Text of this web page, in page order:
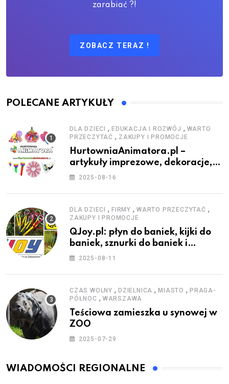
zarabiać ?!
ZOBACZ TERAZ !
POLECANE ARTYKUŁY
DLA DZIECI , EDUKACJA I ROZWÓJ , WARTO
PRZECZYTAĆ , ZAKUPY I PROMOCJE
HurtowniaAnimatora.pl –
artykuły imprezowe, dekoracje,
stroje i akcesoria dla animatorów
2025-08-16
DLA DZIECI , FIRMY , WARTO PRZECZYTAĆ ,
ZAKUPY I PROMOCJE
QJoy.pl: płyn do baniek, kijki do
baniek, sznurki do baniek i
zestawy do baniek
2025-08-11
CZAS WOLNY , DZIELNICA ,MIASTO ,PRAGA-
PÓŁNOC , WARSZAWA
Teściowa zamieszka u synowej w
ZOO
2025-07-29
WIADOMOŚCI REGIONALNE